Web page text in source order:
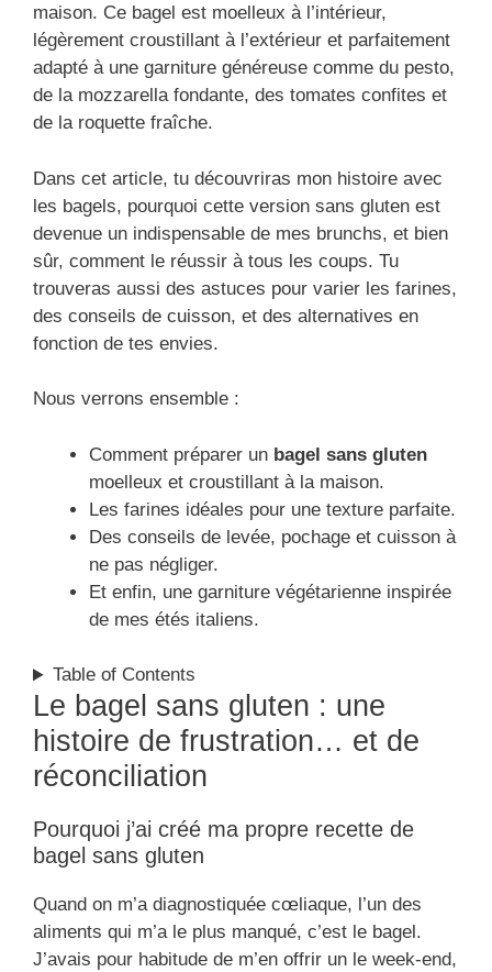
maison. Ce bagel est moelleux à l’intérieur,
légèrement croustillant à l’extérieur et parfaitement
adapté à une garniture généreuse comme du pesto,
de la mozzarella fondante, des tomates confites et
de la roquette fraîche.
Dans cet article, tu découvriras mon histoire avec
les bagels, pourquoi cette version sans gluten est
devenue un indispensable de mes brunchs, et bien
sûr, comment le réussir à tous les coups. Tu
trouveras aussi des astuces pour varier les farines,
des conseils de cuisson, et des alternatives en
fonction de tes envies.
Nous verrons ensemble :
Comment préparer un bagel sans gluten
moelleux et croustillant à la maison.
Les farines idéales pour une texture parfaite.
Des conseils de levée, pochage et cuisson à
ne pas négliger.
Et enfin, une garniture végétarienne inspirée
de mes étés italiens.
Table of Contents
Le bagel sans gluten : une
histoire de frustration… et de
réconciliation
Pourquoi j’ai créé ma propre recette de
bagel sans gluten
Quand on m’a diagnostiquée cœliaque, l’un des
aliments qui m’a le plus manqué, c’est le bagel.
J’avais pour habitude de m’en offrir un le week-end,